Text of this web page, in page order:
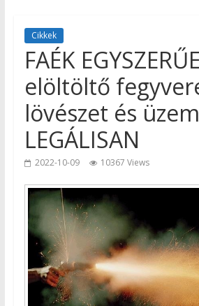
Cikkek
FAÉK
elöltöltő
lövészet és
LEGÁLISAN
2022-10-09 10367 Views